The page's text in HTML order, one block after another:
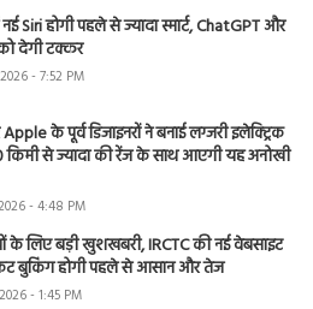
Siri होगी पहले से ज्यादा स्मार्ट, ChatGPT और
देगी टक्कर
- 7:52 PM
के पूर्व डिजाइनरों ने बनाई लग्जरी इलेक्ट्रिक
किमी से ज्यादा की रेंज के साथ आएगी यह अनोखी
- 4:48 PM
के लिए बड़ी खुशखबरी, IRCTC की नई वेबसाइट
बुकिंग होगी पहले से आसान और तेज
- 1:45 PM